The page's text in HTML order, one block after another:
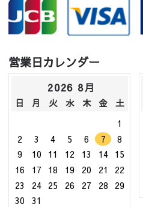
営業日カレンダー
2026 8月
日 月 火 水 木 金
土
1
2
3 4 5 6 7
8
9
10 11 12 13 14
15
16
17 18 19 20 21
22
23
24 25 26 27 28
29
30
31